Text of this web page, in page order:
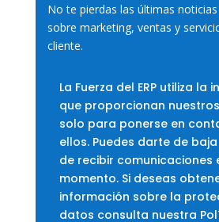
No te pierdas las últimas
sobre marketing, ventas y
cliente.
La Fuerza del ERP utiliza la
que proporcionan
solo para ponerse en
ellos. Puedes darte de
de recibir comunicaciones
momento. Si deseas
información sobre la
datos consulta nuestra